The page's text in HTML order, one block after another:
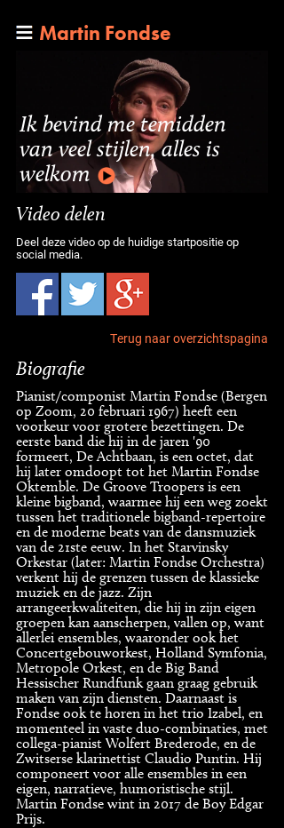
Martin Fondse
Ik bevind me temidden
van veel stijlen, alles is
welkom
Video delen
Deel deze video op de huidige startpositie op
social media.
Terug naar overzichtspagina
Biografie
Pianist/componist Martin Fondse (Bergen
op Zoom, 20 februari 1967) heeft een
voorkeur voor grotere bezettingen. De
eerste band die hij in de jaren '90
formeert, De Achtbaan, is een octet, dat
hij later omdoopt tot het Martin Fondse
Oktemble. De Groove Troopers is een
kleine bigband, waarmee hij een weg zoekt
tussen het traditionele bigband-repertoire
en de moderne beats van de dansmuziek
van de 21ste eeuw. In het Starvinsky
Orkestar (later: Martin Fondse Orchestra)
verkent hij de grenzen tussen de klassieke
muziek en de jazz. Zijn
arrangeerkwaliteiten, die hij in zijn eigen
groepen kan aanscherpen, vallen op, want
allerlei ensembles, waaronder ook het
Concertgebouworkest, Holland Symfonia,
Metropole Orkest, en de Big Band
Hessischer Rundfunk gaan graag gebruik
maken van zijn diensten. Daarnaast is
Fondse ook te horen in het trio Izabel, en
momenteel in vaste duo-combinaties, met
collega-pianist Wolfert Brederode, en de
Zwitserse klarinettist Claudio Puntin. Hij
componeert voor alle ensembles in een
eigen, narratieve, humoristische stijl.
Martin Fondse wint in 2017 de Boy Edgar
Prijs.